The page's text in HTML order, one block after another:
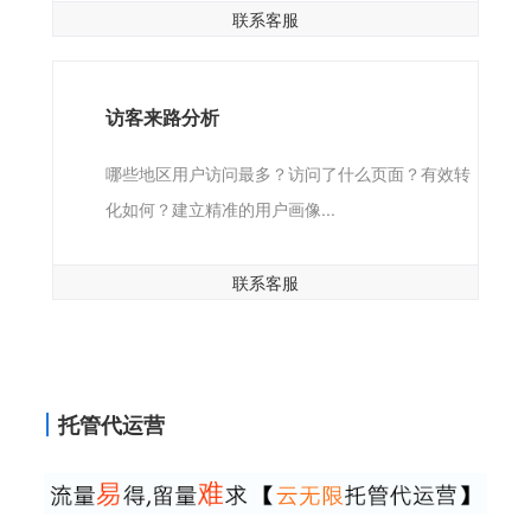
联系客服
访客来路分析
哪些地区用户访问最多？访问了什么页面？有效转
化如何？建立精准的用户画像...
联系客服
托管代运营